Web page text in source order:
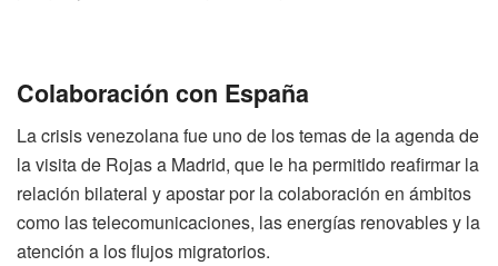
Colaboración con España
La crisis venezolana fue uno de los temas de la agenda de
la visita de Rojas a Madrid, que le ha permitido reafirmar la
relación bilateral y apostar por la colaboración en ámbitos
como las telecomunicaciones, las energías renovables y la
atención a los flujos migratorios.